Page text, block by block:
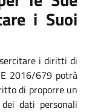
i Suoi
i diritti di
2016/679 potrà
di proporre un
dati personali